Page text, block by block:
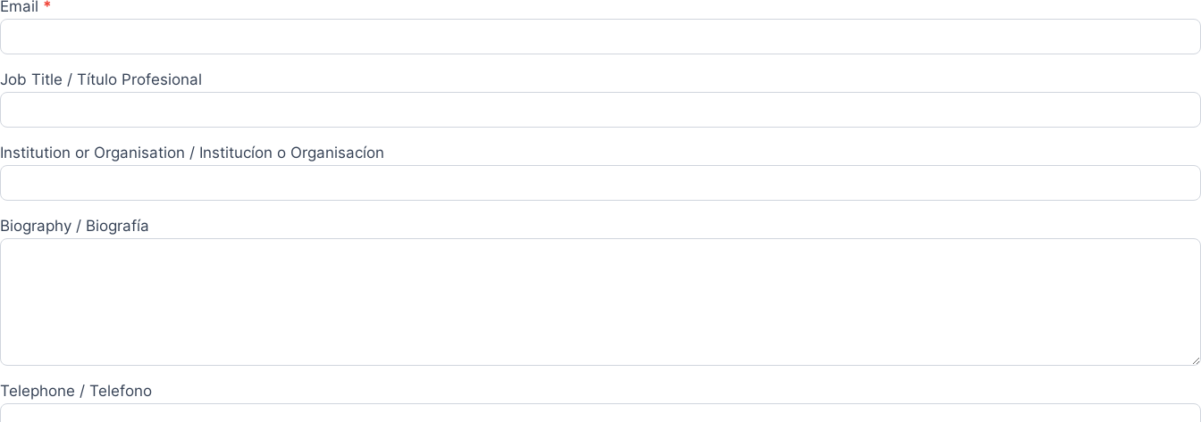
Email *
Job Title / Título Profesional
Institution or Organisation / Institucíon o Organisacíon
Biography / Biografía
Telephone / Telefono